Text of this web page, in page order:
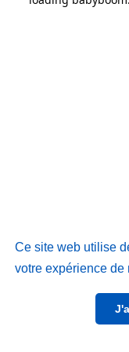
Ce site web utilise
votre expérience de